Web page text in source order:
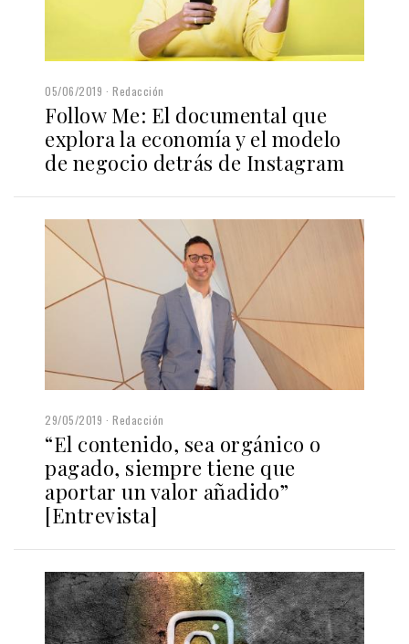
05/06/2019 Redacción
Follow Me: El documental que
explora la economía y el modelo
de negocio detrás de Instagram
29/05/2019 Redacción
“El contenido, sea orgánico o
pagado, siempre tiene que
aportar un valor añadido”
[Entrevista]